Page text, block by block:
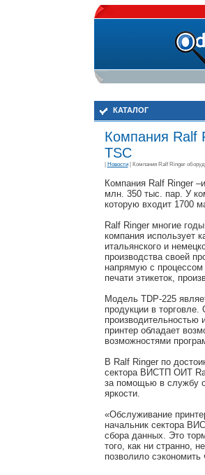
КАТАЛОГ
Компания Ralf
TSC
Новости| Компания Ralf Ringer
Компания Ralf Ringer
млн. 350 тыс. пар. У
которую входит 1700
Ralf Ringer многие
компания использует
итальянского и
производства своей
напрямую с процессом
печати этикеток,
Модель TDP-225
продукции в
производительностью
принтер обладает
возможностями
В Ralf Ringer по
сектора ВИСТП ОИТ
за помощью в службу
яркости.
«Обслуживание
начальник сектора
сбора данных. Это
того, как ни странно,
позволило